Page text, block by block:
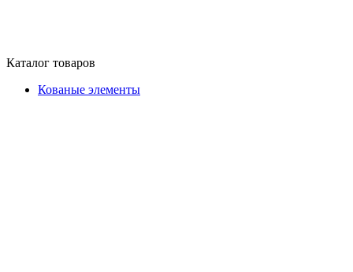
Каталог товаров
Кованые элементы